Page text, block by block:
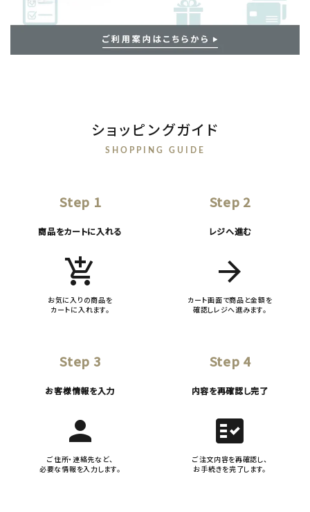
ショッピングガイド
SHOPPING GUIDE
Step 1
商品をカートに入れる
add_shopping_cart
お気に入りの商品を
カートに入れます。
Step 2
レジへ進む
arrow_forward
カート画面で商品と金額を
確認しレジへ進みます。
Step 3
お客様情報を入力
person
ご住所・連絡先など、
必要な情報を入力します。
Step 4
内容を再確認し完了
fact_check
ご注文内容を再確認し、
お手続きを完了します。